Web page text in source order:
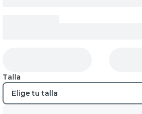
Talla